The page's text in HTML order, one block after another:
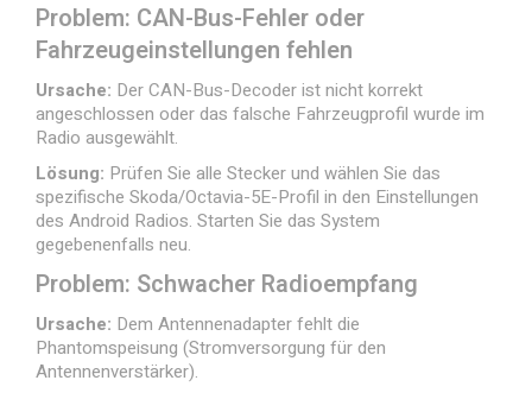
Problem: CAN-Bus-Fehler oder
Fahrzeugeinstellungen fehlen
Ursache: Der CAN-Bus-Decoder ist nicht korrekt
angeschlossen oder das falsche Fahrzeugprofil wurde im
Radio ausgewählt.
Lösung: Prüfen Sie alle Stecker und wählen Sie das
spezifische Skoda/Octavia-5E-Profil in den Einstellungen
des Android Radios. Starten Sie das System
gegebenenfalls neu.
Problem: Schwacher Radioempfang
Ursache: Dem Antennenadapter fehlt die
Phantomspeisung (Stromversorgung für den
Antennenverstärker).